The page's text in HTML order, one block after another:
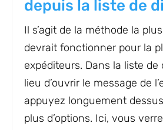
depuis la liste de
Il s’agit de la méthode la
devrait fonctionner pour la
expéditeurs. Dans la liste de
lieu d’ouvrir le message de
appuyez longuement
plus d’options. Ici, vous